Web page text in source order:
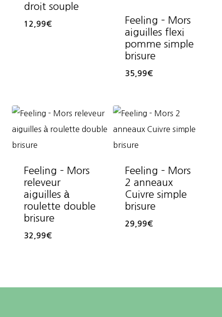
droit souple
12,99€
Feeling – Mors
aiguilles flexi
pomme simple
brisure
35,99€
Feeling – Mors
releveur
aiguilles à
roulette double
brisure
32,99€
Feeling – Mors
2 anneaux
Cuivre simple
brisure
29,99€